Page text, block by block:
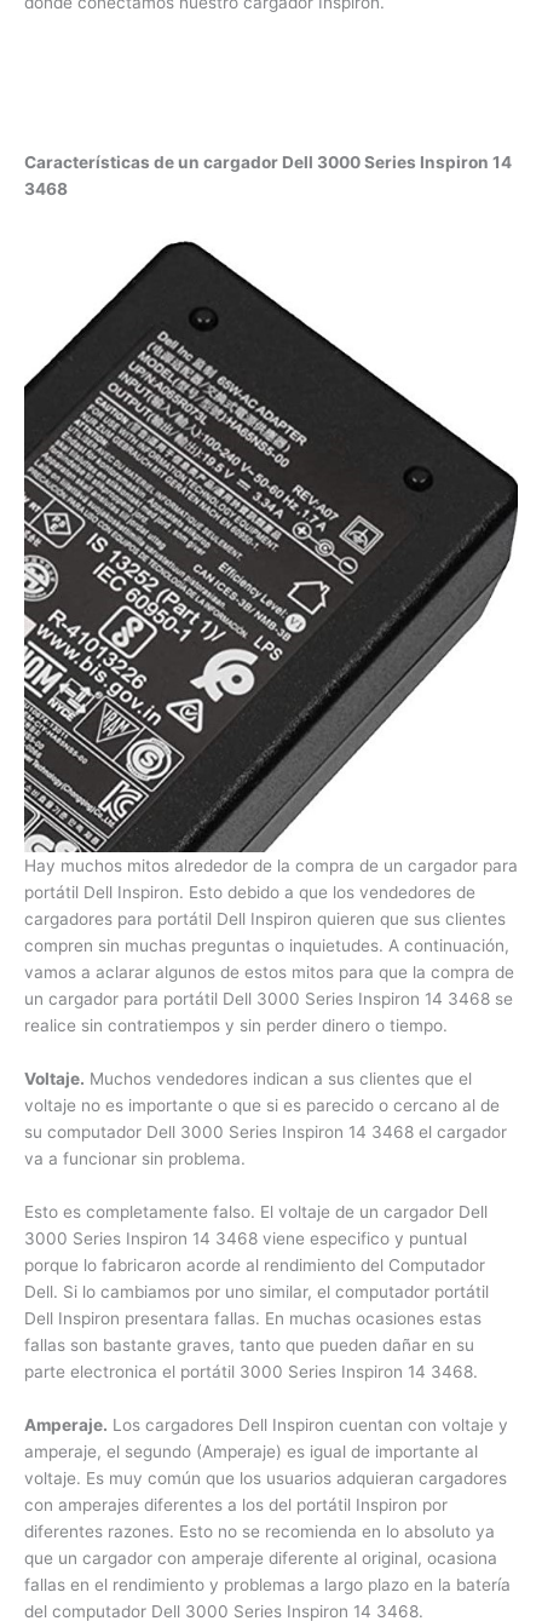
Hay muchos mitos alrededor de la compra de un cargador
para portátil Dell Inspiron. Esto debido a que los vendedores
de cargadores para portátil Dell Inspiron quieren que sus
clientes compren sin muchas preguntas o inquietudes. A
continuación, vamos a aclarar algunos de estos mitos para
que la compra de un cargador para portátil Dell 3000 Series
dinero o tiempo.
Voltaje.Muchos vendedores indican a sus clientes que el
voltaje no es importante o que si es parecido o cercano al de
cargador va a funcionar sin problema.
Esto es completamente falso. El voltaje de un cargador Dell
3000 Series Inspiron 14 3468 viene especifico y puntual
porque lo fabricaron acorde al rendimiento del Computador
Dell. Si lo cambiamos por uno similar, el computador portátil
Dell Inspiron presentara fallas. En muchas ocasiones estas
parte electronica el portátil 3000 Series Inspiron 14 3468.
Amperaje. Los cargadores Dell Inspiron cuentan con voltaje
y amperaje, el segundo (Amperaje) es igual de importante al
voltaje. Es muy común que los usuarios adquieran
cargadores con amperajes diferentes a los del portátil
Inspiron por diferentes razones. Esto no se recomienda en lo
absoluto ya que un cargador con amperaje diferente al